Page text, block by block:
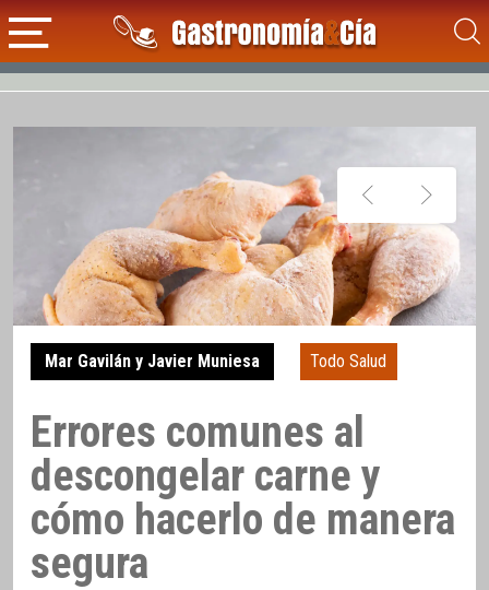
Mar Gavilán y Javier Muniesa Todo Salud
Errores comunes al
descongelar carne y
cómo hacerlo de manera
segura